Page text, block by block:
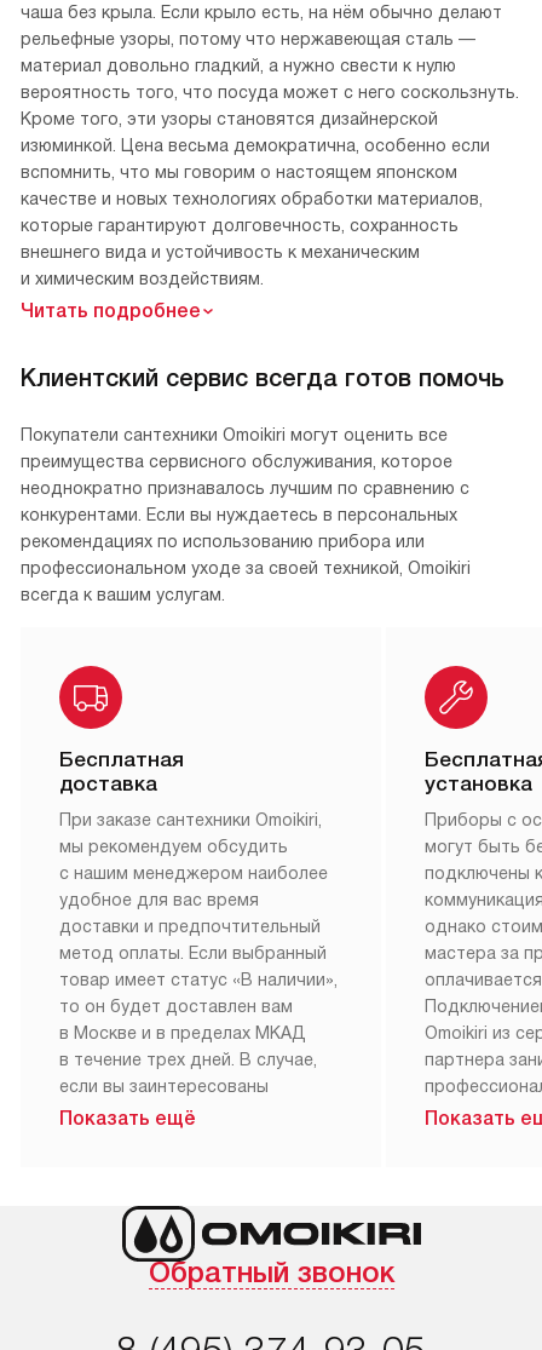
чаша без крыла. Если крыло есть, на нём обычно делают
рельефные узоры, потому что нержавеющая сталь —
материал довольно гладкий, а нужно свести к нулю
вероятность того, что посуда может с него соскользнуть.
Кроме того, эти узоры становятся дизайнерской
изюминкой. Цена весьма демократична, особенно если
вспомнить, что мы говорим о настоящем японском
качестве и новых технологиях обработки материалов,
которые гарантируют долговечность, сохранность
внешнего вида и устойчивость к механическим
и химическим воздействиям.
Читать подробнее
Клиентский сервис всегда готов помочь
Покупатели сантехники Omoikiri могут оценить все
преимущества сервисного обслуживания, которое
неоднократно признавалось лучшим по сравнению с
конкурентами. Если вы нуждаетесь в персональных
рекомендациях по использованию прибора или
профессиональном уходе за своей техникой, Omoikiri
всегда к вашим услугам.
Бесплатная
доставка
При заказе сантехники Omoikiri,
мы рекомендуем обсудить
с нашим менеджером наиболее
удобное для вас время
доставки и предпочтительный
метод оплаты. Если выбранный
товар имеет статус «В наличии»,
то он будет доставлен вам
в Москве и в пределах МКАД
в течение трех дней. В случае,
если вы заинтересованы
в товаре, который доступен
менеджером на сайте. Товары
с особым лейблом
доставляются бесплатно
Показать ещё
установка
Приборы с
могут быть
подключены
однако
мастера за
Omoikiri из
партнера
Наш сервис
Показать
Обратный звонок